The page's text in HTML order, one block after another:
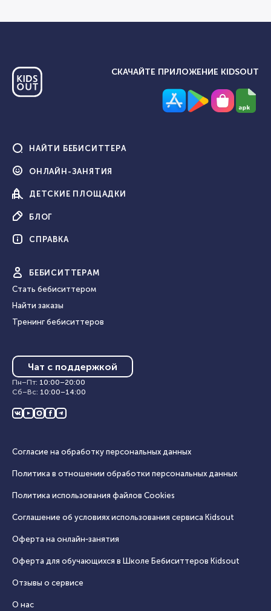
СКАЧАЙТЕ ПРИЛОЖЕНИЕ KIDSOUT
НАЙТИ БЕБИСИТТЕРА
ОНЛАЙН-ЗАНЯТИЯ
ДЕТСКИЕ ПЛОЩАДКИ
БЛОГ
СПРАВКА
БЕБИ СИТТЕРАМ
Стать бебиситтером
Найти заказы
Тренинг бебиситтеров
Чат с поддержкой
Пн–Пт: 10:00–20:00
Сб–Вс: 10:00–14:00
Согласие на обработку персональных данных
Политика в отношении обработки персональных данных
Политика использования файлов Cookies
Соглашение об условиях использования сервиса Кidsout
Оферта на онлайн‑занятия
Оферта для обучающихся в Школе Бебиситтеров Kidsout
Отзывы о сервисе
О нас